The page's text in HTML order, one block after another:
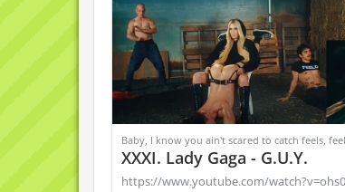
Baby, I know you ain't scared to catch feels,
XXXI. Lady Gaga - G.U.Y.
https://www.youtube.com/